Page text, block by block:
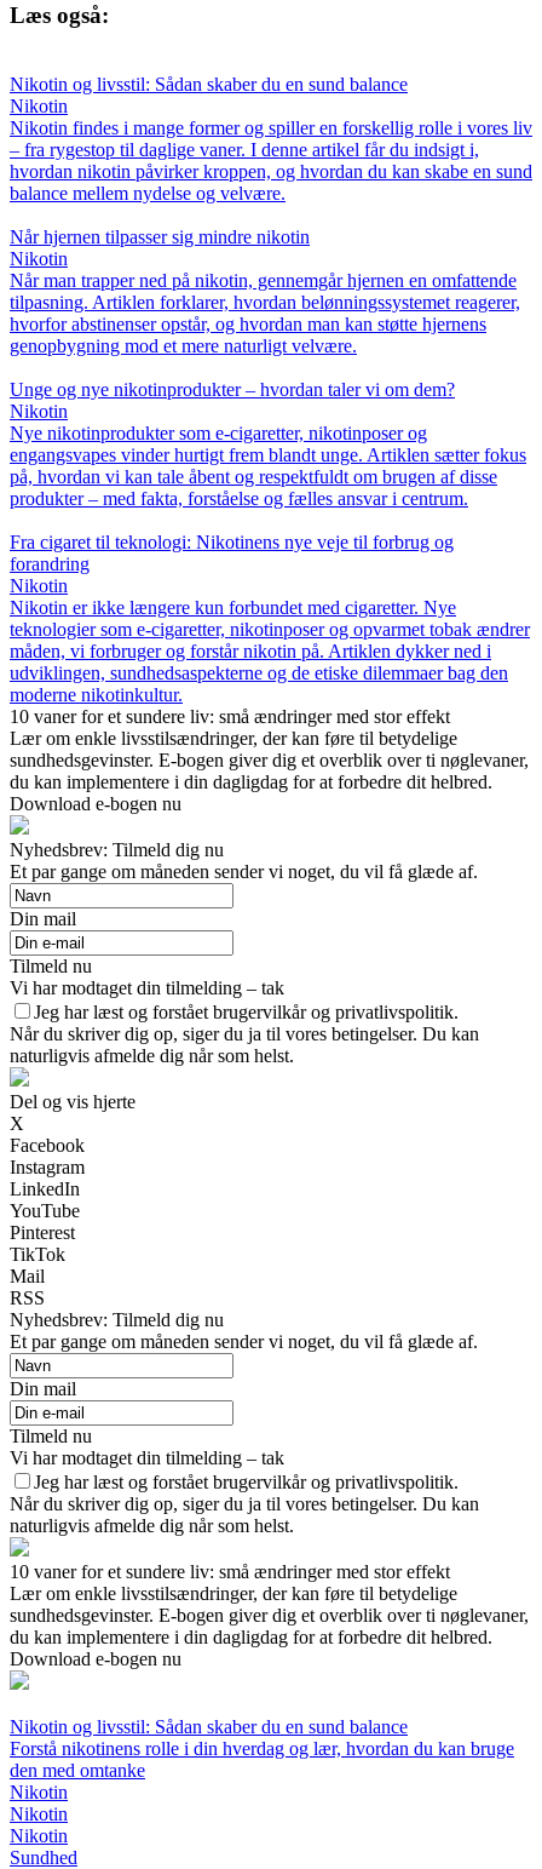
Læs også:
Nikotin og livsstil: Sådan skaber du en sund balance
Nikotin
Nikotin findes i mange former og spiller en forskellig rolle i vores liv
– fra rygestop til daglige vaner. I denne artikel får du indsigt i,
hvordan nikotin påvirker kroppen, og hvordan du kan skabe en sund
balance mellem nydelse og velvære.
Når hjernen tilpasser sig mindre nikotin
Nikotin
Når man trapper ned på nikotin, gennemgår hjernen en omfattende
tilpasning. Artiklen forklarer, hvordan belønningssystemet reagerer,
hvorfor abstinenser opstår, og hvordan man kan støtte hjernens
genopbygning mod et mere naturligt velvære.
Unge og nye nikotinprodukter – hvordan taler vi om dem?
Nikotin
Nye nikotinprodukter som e-cigaretter, nikotinposer og
engangsvapes vinder hurtigt frem blandt unge. Artiklen sætter fokus
på, hvordan vi kan tale åbent og respektfuldt om brugen af disse
produkter – med fakta, forståelse og fælles ansvar i centrum.
Fra cigaret til teknologi: Nikotinens nye veje til forbrug og
forandring
Nikotin
Nikotin er ikke længere kun forbundet med cigaretter. Nye
teknologier som e-cigaretter, nikotinposer og opvarmet tobak ændrer
måden, vi forbruger og forstår nikotin på. Artiklen dykker ned i
udviklingen, sundhedsaspekterne og de etiske dilemmaer bag den
moderne nikotinkultur.
10 vaner for et sundere liv: små ændringer med stor effekt
Lær om enkle livsstilsændringer, der kan føre til betydelige
sundhedsgevinster. E-bogen giver dig et overblik over ti nøglevaner,
du kan implementere i din dagligdag for at forbedre dit helbred.
Download e-bogen nu
Nyhedsbrev: Tilmeld dig nu
Et par gange om måneden sender vi noget, du vil få glæde af.
Din mail
Tilmeld nu
Vi har modtaget din tilmelding – tak
Jeg har læst og forstået brugervilkår og privatlivspolitik.
Når du skriver dig op, siger du ja til vores betingelser. Du kan
naturligvis afmelde dig når som helst.
Del og vis hjerte
X
Facebook
Instagram
LinkedIn
YouTube
Pinterest
TikTok
Mail
RSS
Nyhedsbrev: Tilmeld dig nu
Et par gange om måneden sender vi noget, du vil få glæde af.
Din mail
Tilmeld nu
Vi har modtaget din tilmelding – tak
Jeg har læst og forstået brugervilkår og privatlivspolitik.
Når du skriver dig op, siger du ja til vores betingelser. Du kan
naturligvis afmelde dig når som helst.
10 vaner for et sundere liv: små ændringer med stor effekt
Lær om enkle livsstilsændringer, der kan føre til betydelige
sundhedsgevinster. E-bogen giver dig et overblik over ti nøglevaner,
du kan implementere i din dagligdag for at forbedre dit helbred.
Download e-bogen nu
Nikotin og livsstil: Sådan skaber du en sund balance
Forstå nikotinens rolle i din hverdag og lær, hvordan du kan bruge
den med omtanke
Nikotin
Nikotin
Nikotin
Sundhed